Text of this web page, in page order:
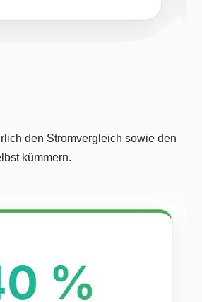
den Stromvergleich sowie den
kümmern.